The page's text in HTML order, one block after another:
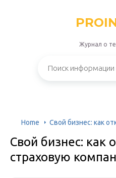
Журнал о
Home Свой бизнес: как
Свой бизнес: как
страховую